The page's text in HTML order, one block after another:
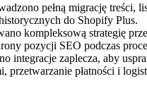
pełną migrację treści,
do Shopify Plus.
kompleksową strategię
pozycji SEO podczas
integracje zaplecza, aby
przetwarzanie płatności i